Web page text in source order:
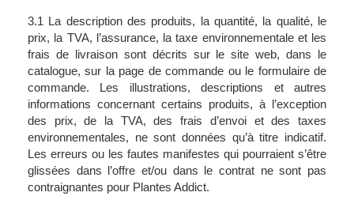
3.1 La description des produits, la quantité, la qualité, le
prix, la TVA, l’assurance, la taxe environnementale et les
frais de livraison sont décrits sur le site web, dans le
catalogue, sur la page de commande ou le formulaire de
commande. Les illustrations, descriptions et autres
informations concernant certains produits, à l’exception
des prix, de la TVA, des frais d’envoi et des taxes
environnementales, ne sont données qu’à titre indicatif.
Les erreurs ou les fautes manifestes qui pourraient s’être
glissées dans l’offre et/ou dans le contrat ne sont pas
contraignantes pour Plantes Addict.